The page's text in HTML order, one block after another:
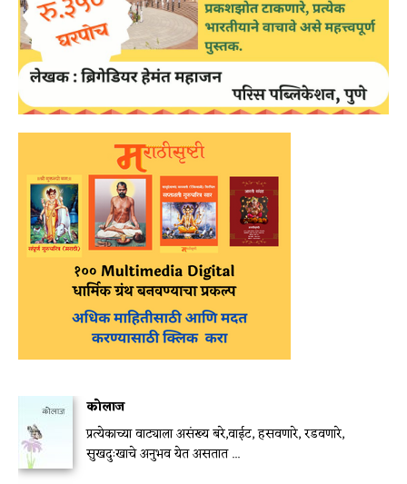
कोलाज
प्रत्येकाच्या वाट्याला असंख्य बरे,वाईट, हसवणारे, रडवणारे,
सुखदुःखाचे अनुभव येत असतात ...